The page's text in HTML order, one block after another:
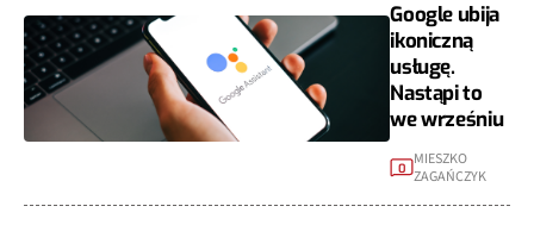
Google ubija
ikoniczną
usługę.
Nastąpi to
we wrześniu
0
MIESZKO
ZAGAŃCZYK